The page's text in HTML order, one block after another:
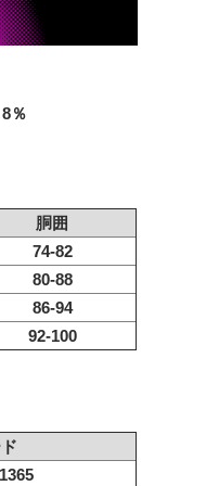
8％
胴囲
74-82
80-88
86-94
92-100